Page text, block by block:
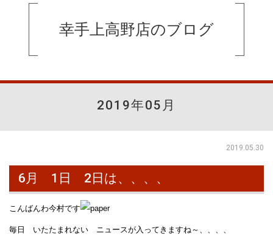
幸手上高野店のブログ
2019年05月
2019.05.30
6月 1日 2日は、、、、
こんばんわ今村です
毎日 いたたまれない ニュースが入ってきますね～、、、、